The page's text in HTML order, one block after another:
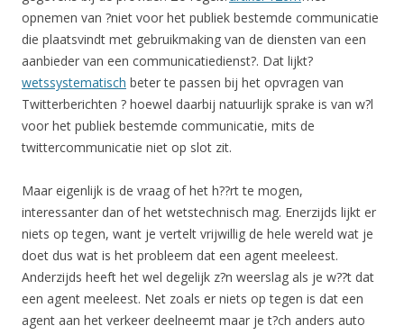
opnemen van ?niet voor het publiek bestemde communicatie
die plaatsvindt met gebruikmaking van de diensten van een
aanbieder van een communicatiedienst?. Dat lijkt?
wetssystematisch beter te passen bij het opvragen van
Twitterberichten ? hoewel daarbij natuurlijk sprake is van w?l
voor het publiek bestemde communicatie, mits de
twittercommunicatie niet op slot zit.
Maar eigenlijk is de vraag of het h??rt te mogen,
interessanter dan of het wetstechnisch mag. Enerzijds lijkt er
niets op tegen, want je vertelt vrijwillig de hele wereld wat je
doet dus wat is het probleem dat een agent meeleest.
Anderzijds heeft het wel degelijk z?n weerslag als je w??t dat
een agent meeleest. Net zoals er niets op tegen is dat een
agent aan het verkeer deelneemt maar je t?ch anders auto